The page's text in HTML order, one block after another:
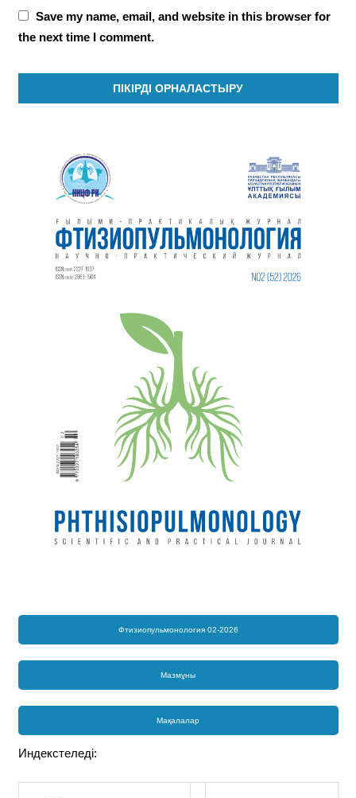
Save my name, email, and website in this browser for
the next time I comment.
Фтизиопульмонология 02-2026
Мазмұны
Мақалалар
Индекстеледі: